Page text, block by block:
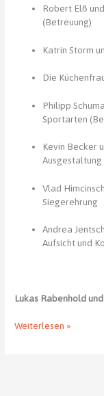
Robert Elß
(Betreuung)
Katrin Storm
Die
Philipp
Sportarten
Kevin Becker
Ausgestaltung
Vlad
Siegerehrung
Andrea
Aufsicht und
Lukas Rabenhold
Ein
Weiterlesen »